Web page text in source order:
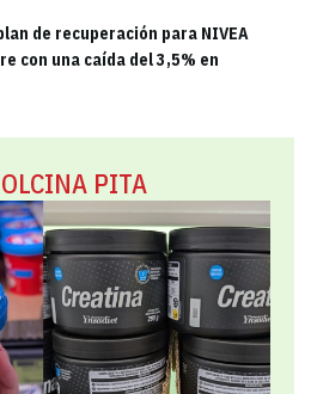
de recuperación para NIVEA
con una caída del 3,5% en
PITA